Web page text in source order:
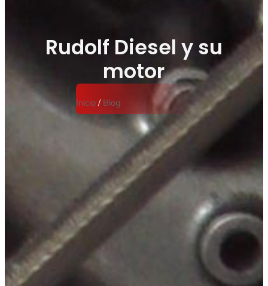
Rudolf Diesel y su
motor
Inicio/ Blog